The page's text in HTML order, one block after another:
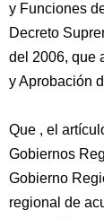
y Funciones
Decreto
del 2006, que
y Aprobación
Que , el
Gobiernos
Gobierno
regional de